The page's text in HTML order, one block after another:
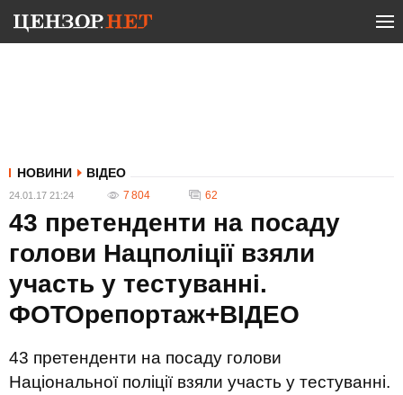
НОВИНИ ВІДЕО
24.01.17 21:24 7 804 62
43 претенденти на посаду
голови Нацполіції взяли
участь у тестуванні.
ФОТОрепортаж+ВІДЕО
43 претенденти на посаду голови
Національної поліції взяли участь у тестуванні.